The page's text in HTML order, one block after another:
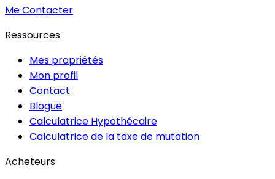
Me Contacter
Ressources
Mes propriétés
Mon profil
Contact
Blogue
Calculatrice Hypothécaire
Calculatrice de la taxe de mutation
Acheteurs